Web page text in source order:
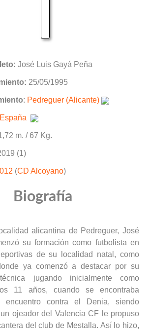
José Luis Gayá Peña
25/05/1995
: Pedreguer (Alicante)
España
m. / 67 Kg.
(1)
(CD Alcoyano)
Biografía
alicantina de Pedreguer, José
su formación como futbolista en
de su localidad natal, como
ya comenzó a destacar por su
jugando inicialmente como
11 años, cuando se encontraba
encuentro contra el Denia, siendo
ojeador del Valencia CF le propuso
del club de Mestalla. Así lo hizo,